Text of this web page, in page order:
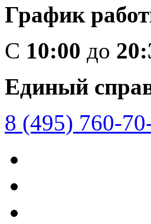
График
C 10:00 до
Единый
8 (495) 760-